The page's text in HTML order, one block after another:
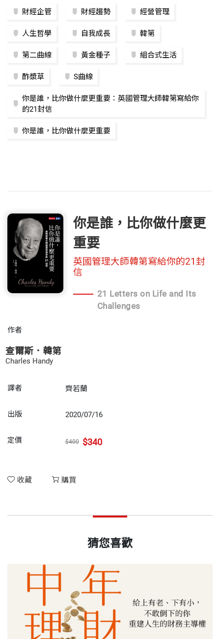
財經企管 財經趨勢 經營管理
人生哲學 自我成長 韓第
第二曲線 黃金種子 組合式生活
酢漿草 S曲線
你是誰，比你做什麼更重要：英國管理大師韓第寫給你
的21封信
你是誰，比你做什麼更重要
你是誰，比你做什麼更
重要
英國管理大師韓第寫給你的21封
信
21 Letters on Life and Its
Challenges
作者
查爾斯．韓第
Charles Handy
譯者 齊若蘭
出版 2020/07/16
定價 $400 $340
收藏 購買
猜您喜歡